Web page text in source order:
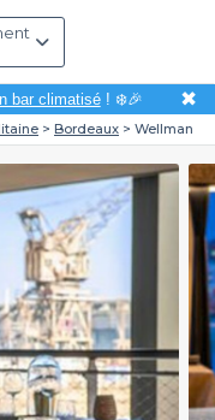
bar climatisé! ❄️🎉 ✖
Bordeaux Wellman